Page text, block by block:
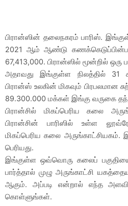
பிரான்ஸின் தலைநகரம் பாரிஸ்.
2021 ஆம் ஆண்டு
67,413,000. பிரான்ஸில் மூன்றில் ஒரு
அதாவது இங்குள்ள நிலத்தில் 31
பிரான்ஸ் உலகின் மிகவும் பிரபலமான
89.300.000 மக்கள் இங்கு வருகை
பிரான்சில் மிகப்பெரிய கலை
பிரான்சின் பாரிஸில் உள்ள
மிகப்பெரிய கலை அருங்காட்சியகம்.
பெரியது.
இங்குள்ள ஒவ்வொரு கலைப்
பார்த்தால் முழு அருங்காட்சி
ஆகும். அப்படி என்றால் எந்த
கொள்ளுங்கள்.